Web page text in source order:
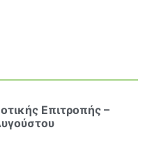
Επιτροπής –